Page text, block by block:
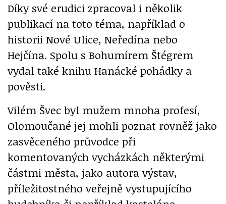
Díky své erudici zpracoval i několik
publikací na toto téma, například o
historii Nové Ulice, Neředína nebo
Hejčína. Spolu s Bohumírem Štégrem
vydal také knihu Hanácké pohádky a
pověsti.
Vilém Švec byl mužem mnoha profesí,
Olomoučané jej mohli poznat rovněž jako
zasvěceného průvodce při
komentovaných vycházkách některými
částmi města, jako autora výstav,
příležitostného veřejně vystupujícího